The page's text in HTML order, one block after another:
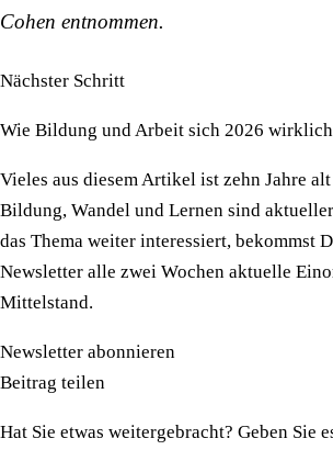
Cohen entnommen.
Nächster Schritt
Wie Bildung und Arbeit sich 2026
Vieles aus diesem Artikel ist zehn Jahre
Bildung, Wandel und Lernen sind
das Thema weiter interessiert, bekommst
Newsletter alle zwei Wochen aktuelle
Mittelstand.
Newsletter abonnieren
Beitrag teilen
Hat Sie etwas weitergebracht? Geben Sie